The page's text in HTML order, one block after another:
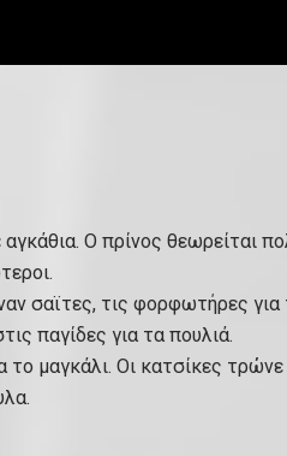
Ο πρίνος θεωρείται
σαϊτες, τις φορφωτήρες
παγίδες για τα πουλιά.
μαγκάλι. Οι κατσίκες